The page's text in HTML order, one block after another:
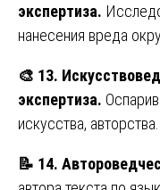
экспертиза.
нанесения вреда
🎨 13.
экспертиза.
искусства, авторства.
📝 14.